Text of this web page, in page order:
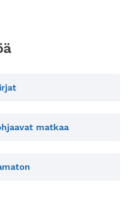
matkaa